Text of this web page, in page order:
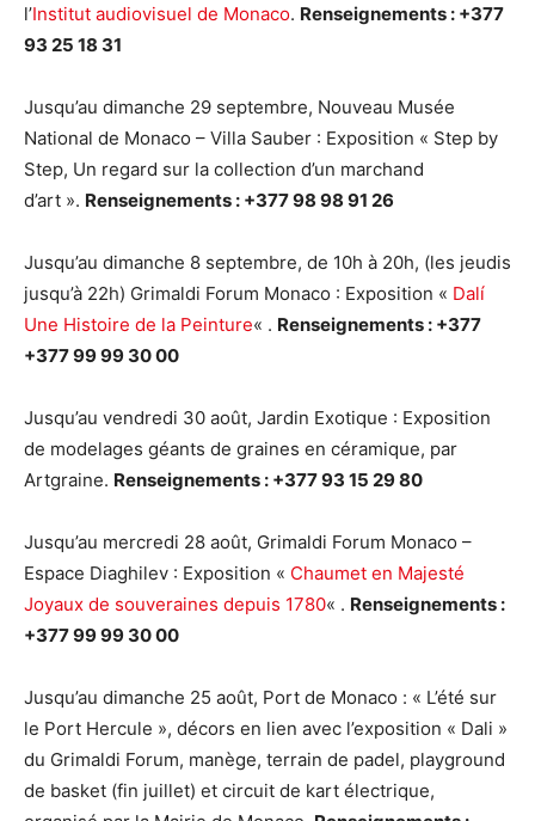
l’Institut audiovisuel de Monaco. Renseignements : +377
93 25 18 31
Jusqu’au dimanche 29 septembre, Nouveau Musée
National de Monaco – Villa Sauber : Exposition « Step by
Step, Un regard sur la collection d’un marchand
d’art ». Renseignements : +377 98 98 91 26
Jusqu’au dimanche 8 septembre, de 10h à 20h, (les jeudis
jusqu’à 22h) Grimaldi Forum Monaco : Exposition « Dalí
Une Histoire de la Peinture« . Renseignements : +377
+377 99 99 30 00
Jusqu’au vendredi 30 août, Jardin Exotique : Exposition
de modelages géants de graines en céramique, par
Artgraine. Renseignements : +377 93 15 29 80
Jusqu’au mercredi 28 août, Grimaldi Forum Monaco –
Espace Diaghilev : Exposition « Chaumet en Majesté
Joyaux de souveraines depuis 1780« . Renseignements :
+377 99 99 30 00
Jusqu’au dimanche 25 août, Port de Monaco : « L’été sur
le Port Hercule », décors en lien avec l’exposition « Dali »
du Grimaldi Forum, manège, terrain de padel, playground
de basket (fin juillet) et circuit de kart électrique,